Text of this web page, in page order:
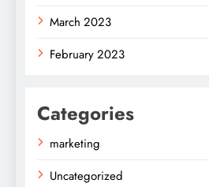
March 2023
February 2023
Categories
marketing
Uncategorized